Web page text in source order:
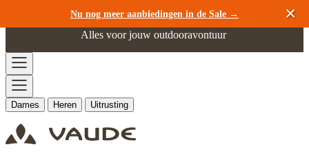
Nu nog meer aanbiedingen in de Sale →
Ga naar de inhoud
Alles voor jouw outdooravontuur
Dames Heren Uitrusting